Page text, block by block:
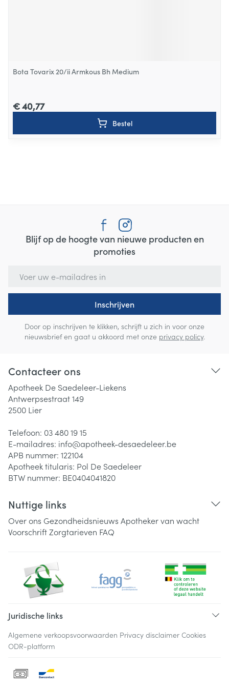
Bota Tovarix 20/ii Armkous Bh Medium
€ 40,77
Bestel
Blijf op de hoogte van nieuwe producten en
promoties
Inschrijven
Door op inschrijven te klikken, schrijft u zich in voor onze
nieuwsbrief en gaat u akkoord met onze privacy policy.
Contacteer ons
Apotheek De Saedeleer-Liekens
Antwerpsestraat 149
2500 Lier
Telefoon: 03 480 19 15
E-mailadres: info@apotheek-desaedeleer.be
APB nummer: 122104
Apotheek titularis: Pol De Saedeleer
BTW nummer: BE0404041820
Nuttige links
Over ons Gezondheidsnieuws Apotheker van wacht
VoorschriftZorgtarieven FAQ
Juridische links
Algemene verkoopsvoorwaarden Privacy disclaimer Cookies
ODR-platform